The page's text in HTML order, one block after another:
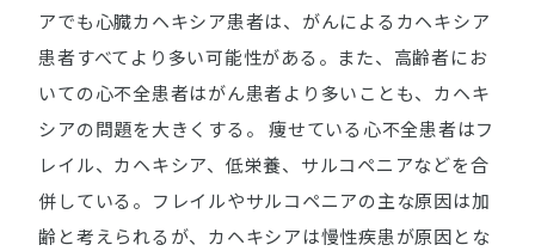
アでも心臓カヘキシア患者は、がんによるカヘキシア
患者すべてより多い可能性がある。また、高齢者にお
いての心不全患者はがん患者より多いことも、カヘキ
シアの問題を大きくする。 痩せている心不全患者はフ
レイル、カヘキシア、低栄養、サルコペニアなどを合
併している。フレイルやサルコペニアの主な原因は加
齢と考えられるが、カヘキシアは慢性疾患が原因とな